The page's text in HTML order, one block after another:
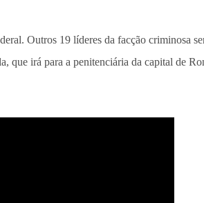
Outros 19 líderes da facção criminosa
irá para a penitenciária da capital de